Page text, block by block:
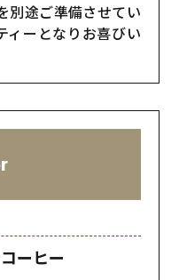
別途ご準備させてい
ィーとなりお喜びい
ーヒー